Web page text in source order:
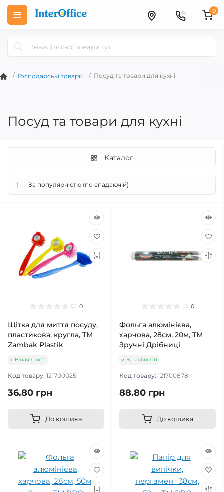
0
Господарські товари Посуд та товари для кухні
Посуд та товари для кухні
Каталог
0
Щітка для миття посуду,
пластикова, кругла, ТМ
Zambak Plastik
В наявності
Код товару: 121700025
36.80 грн
До кошика
0
Фольга алюмінієва,
харчова, 28см, 20м, ТМ
Зручні Дрібниці
В наявності
Код товару: 121700878
88.80 грн
До кошика